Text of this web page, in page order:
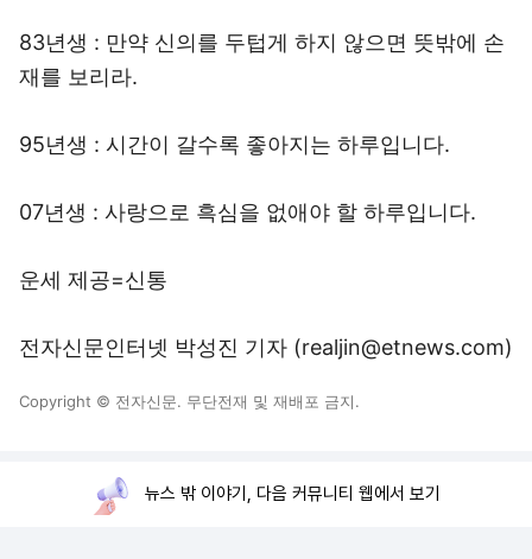
83년생 : 만약 신의를 두텁게 하지 않으면 뜻밖에 손
재를 보리라.
95년생 : 시간이 갈수록 좋아지는 하루입니다.
07년생 : 사랑으로 흑심을 없애야 할 하루입니다.
운세 제공=신통
전자신문인터넷 박성진 기자 (realjin@etnews.com)
Copyright © 전자신문. 무단전재 및 재배포 금지.
뉴스 밖 이야기, 다음 커뮤니티 웹에서 보기